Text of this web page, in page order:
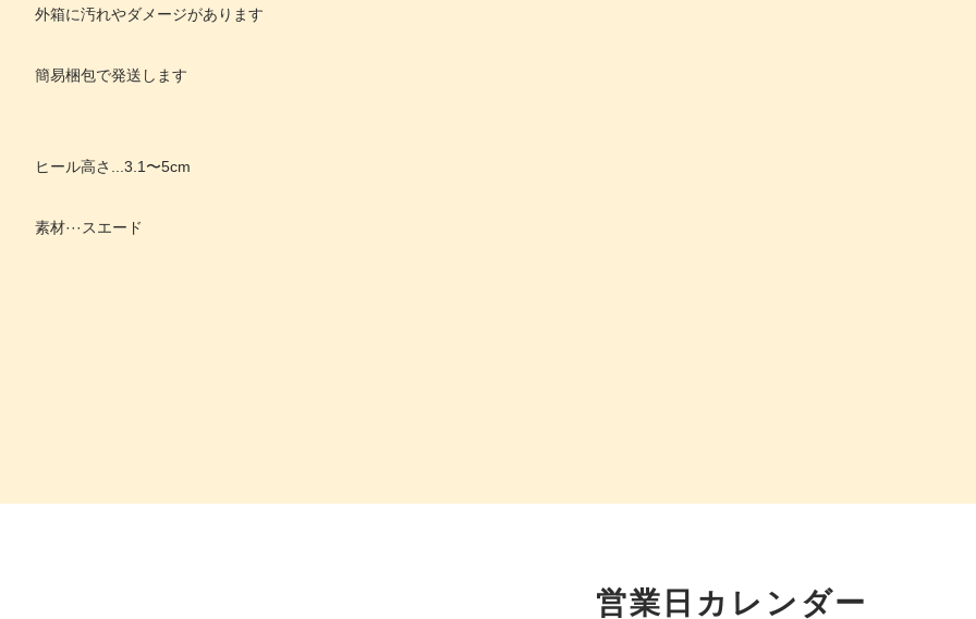
外箱に汚れやダメージがあります
簡易梱包で発送します
ヒール高さ...3.1〜5cm
素材···スエード
営業日カレンダー